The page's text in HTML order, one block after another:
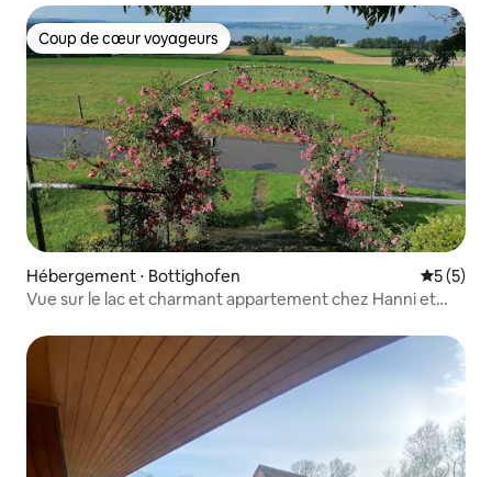
Coup de cœur voyageurs
Coup de cœur voyageurs
Hébergement ⋅ Bottighofen
5 (5)
Vue sur le lac et charmant appartement chez Hanni et